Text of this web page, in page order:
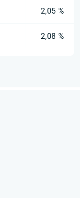
2,05 %
2,08 %